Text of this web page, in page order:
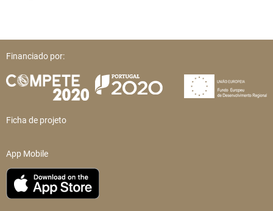
Financiado por:
Ficha de projeto
App Mobile